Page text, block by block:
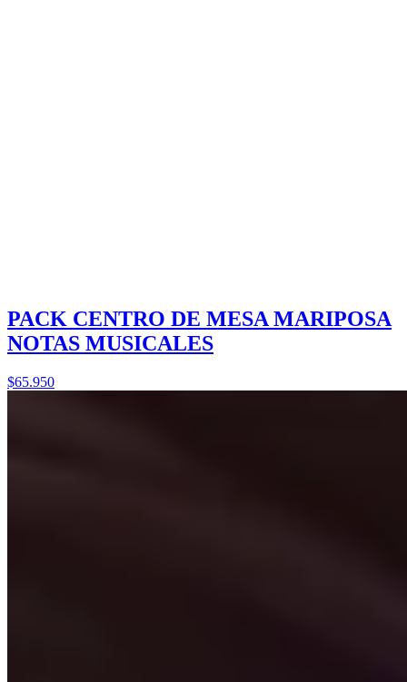
PACK CENTRO DE MESA MARIPOSA
NOTAS MUSICALES
$65.950